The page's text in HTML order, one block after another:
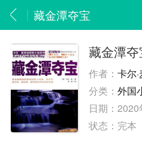
藏金潭夺宝
藏金潭夺
作者：卡尔
分类：外国
日期：2020
状态： 完本